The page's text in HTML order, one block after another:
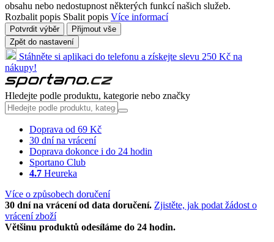
obsahu nebo nedostupnost některých funkcí našich služeb.
Rozbalit popis Sbalit popis Více informací
Potvrdit výběr
Přijmout vše
Zpět do nastavení
Stáhněte si aplikaci do telefonu a získejte slevu 250 Kč na
nákupy!
Hledejte podle produktu, kategorie nebo značky
Doprava od 69 Kč
30 dní na vrácení
Doprava dokonce i do 24 hodin
Sportano Club
4.7 Heureka
Více o způsobech doručení
30 dní na vrácení od data doručení. Zjistěte, jak podat žádost o
vrácení zboží
Většinu produktů odesíláme do 24 hodin.